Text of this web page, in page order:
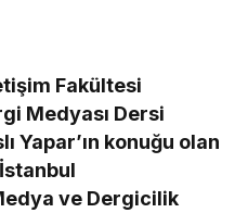
Fakültesi
Medyası Dersi
Yapar’ın konuğu olan
ve Dergicilik